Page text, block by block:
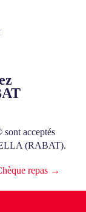
acceptés
(RABAT).
repas →